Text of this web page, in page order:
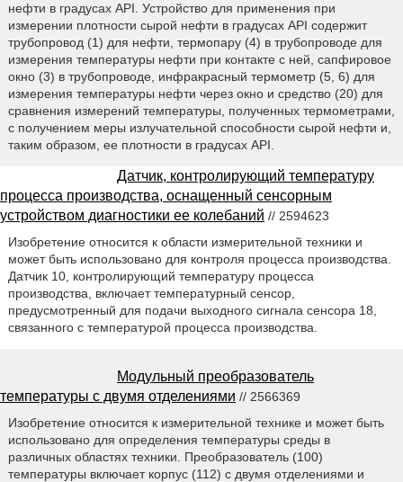
нефти в градусах API. Устройство для применения при
измерении плотности сырой нефти в градусах API содержит
трубопровод (1) для нефти, термопару (4) в трубопроводе для
измерения температуры нефти при контакте с ней, сапфировое
окно (3) в трубопроводе, инфракрасный термометр (5, 6) для
измерения температуры нефти через окно и средство (20) для
сравнения измерений температуры, полученных термометрами,
с получением меры излучательной способности сырой нефти и,
таким образом, ее плотности в градусах API.
Датчик, контролирующий температуру
процесса производства, оснащенный сенсорным
устройством диагностики ее колебаний // 2594623
Изобретение относится к области измерительной техники и
может быть использовано для контроля процесса производства.
Датчик 10, контролирующий температуру процесса
производства, включает температурный сенсор,
предусмотренный для подачи выходного сигнала сенсора 18,
связанного с температурой процесса производства.
Модульный преобразователь
температуры с двумя отделениями // 2566369
Изобретение относится к измерительной технике и может быть
использовано для определения температуры среды в
различных областях техники. Преобразователь (100)
температуры включает корпус (112) с двумя отделениями и